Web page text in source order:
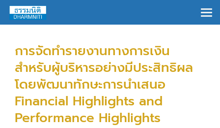
การจัดทำรายงานทางการเงิน
สำหรับผู้บริหารอย่างมีประสิทธิผล
โดยพัฒนาทักษะการนำเสนอ
Financial Highlights and
Performance Highlights
×